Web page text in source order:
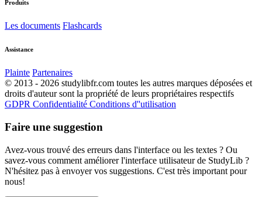
Produits
Les documents Flashcards
Assistance
Plainte Partenaires
© 2013 - 2026 studylibfr.com toutes les autres marques déposées et
droits d'auteur sont la propriété de leurs propriétaires respectifs
GDPR Confidentialité Conditions d''utilisation
Faire une suggestion
Avez-vous trouvé des erreurs dans l'interface ou les textes ? Ou
savez-vous comment améliorer l'interface utilisateur de StudyLib ?
N'hésitez pas à envoyer vos suggestions. C'est très important pour
nous!